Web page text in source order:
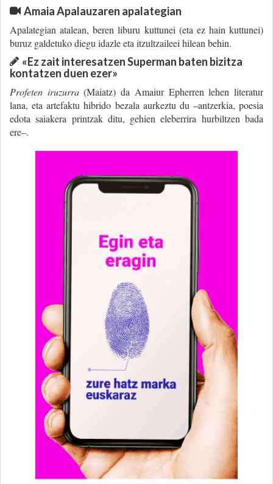
Amaia Apalauzaren apalategian
Apalategian atalean, beren liburu kuttunei (eta ez hain kuttunei)
buruz galdetuko diegu idazle eta itzultzaileei hilean behin.
«Ez zait interesatzen Superman baten bizitza
kontatzen duen ezer»
Profeten iruzurra(Maiatz) da Amaiur Epherren lehen literatur
lana, eta artefaktu hibrido bezala aurkeztu du –antzerkia, poesia
edota saiakera printzak ditu, gehien eleberrira hurbiltzen bada
ere–.